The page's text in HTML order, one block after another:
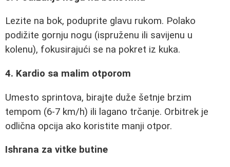
Lezite na bok, poduprite glavu rukom. Polako
podižite gornju nogu (ispruženu ili savijenu u
kolenu), fokusirajući se na pokret iz kuka.
4. Kardio sa malim otporom
Umesto sprintova, birajte duže šetnje brzim
tempom (6-7 km/h) ili lagano trčanje. Orbitrek je
odlična opcija ako koristite manji otpor.
Ishrana za vitke butine